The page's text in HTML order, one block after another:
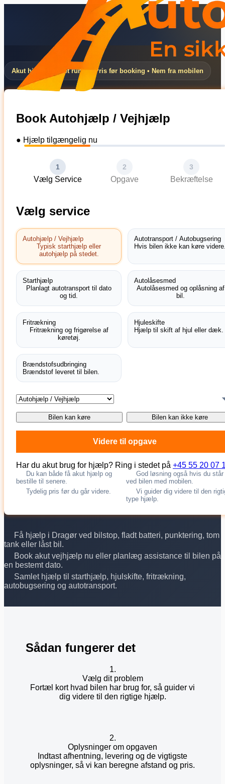
Få hjælp i Dragør ved bilstop, fladt batteri, punktering, tom
tank eller låst bil.
Book akut vejhjælp nu eller planlæg assistance til bilen på
en bestemt dato.
Samlet hjælp til starthjælp, hjulskifte, fritrækning,
autobugsering og autotransport.
Akut hjælp døgnet rundt • Pris før booking • Nem fra mobilen
Book Autohjælp / Vejhjælp
● Hjælp tilgængelig nu
1
Vælg Service
2
Opgave
3
Bekræftelse
Vælg service
Autohjælp / Vejhjælp
Typisk starthjælp eller
autohjælp på stedet.
Autotransport / Autobugsering
Hvis bilen ikke kan køre
Starthjælp
Planlagt autotransport til dato
og tid.
Autolåsesmed
Autolåsesmed og oplåsning af
bil.
Fritrækning
Fritrækning og frigørelse af
køretøj.
Hjuleskifte
Hjælp til skift af hjul eller dæk.
Brændstofsudbringing
Brændstof leveret til bilen.
Bilen kan køre Bilen kan ikke køre
Videre til opgave
Har du akut brug for hjælp? Ring i stedet på +45 55 20 07
Du kan både få akut hjælp og
bestille til senere.
God løsning også hvis du står
ved bilen med mobilen.
Tydelig pris før du går videre.
Vi guider dig videre til den
type hjælp.
Sådan fungerer det
1.
Vælg dit problem
Fortæl kort hvad bilen har brug for, så guider vi
dig videre til den rigtige hjælp.
2.
Oplysninger om opgaven
Indtast afhentning, levering og de vigtigste
oplysninger, så vi kan beregne afstand og pris.